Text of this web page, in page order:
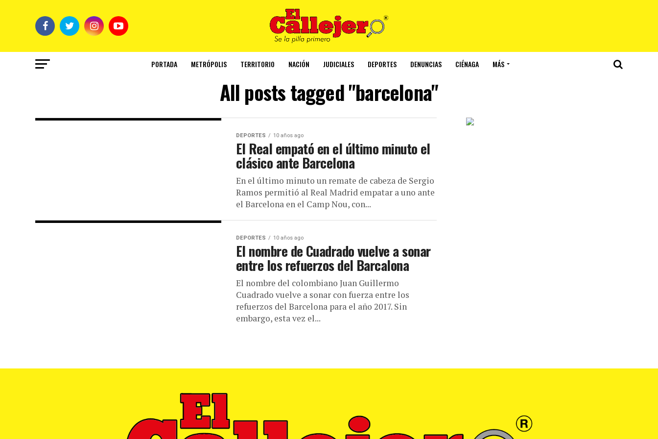
PORTADA METRÓPOLIS TERRITORIO NACIÓN JUDICIALES DEPORTES DENUNCIAS CIÉNAGA MÁS
All posts tagged "barcelona"
DEPORTES 10 años ago
El Real empató en el último minuto el
clásico ante Barcelona
En el último minuto un remate de cabeza de Sergio
Ramos permitió al Real Madrid empatar a uno ante
el Barcelona en el Camp Nou, con...
DEPORTES 10 años ago
El nombre de Cuadrado vuelve a sonar
entre los refuerzos del Barcalona
El nombre del colombiano Juan Guillermo
Cuadrado vuelve a sonar con fuerza entre los
refuerzos del Barcelona para el año 2017. Sin
embargo, esta vez el...